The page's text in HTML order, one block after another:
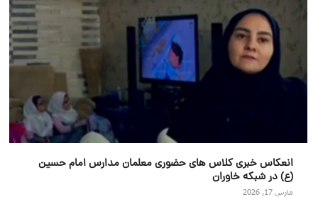
انعکاس خبری کلاس های حضوری معلمان مدارس امام حسین
(ع) در شبکه خاوران
مارس 17, 2026